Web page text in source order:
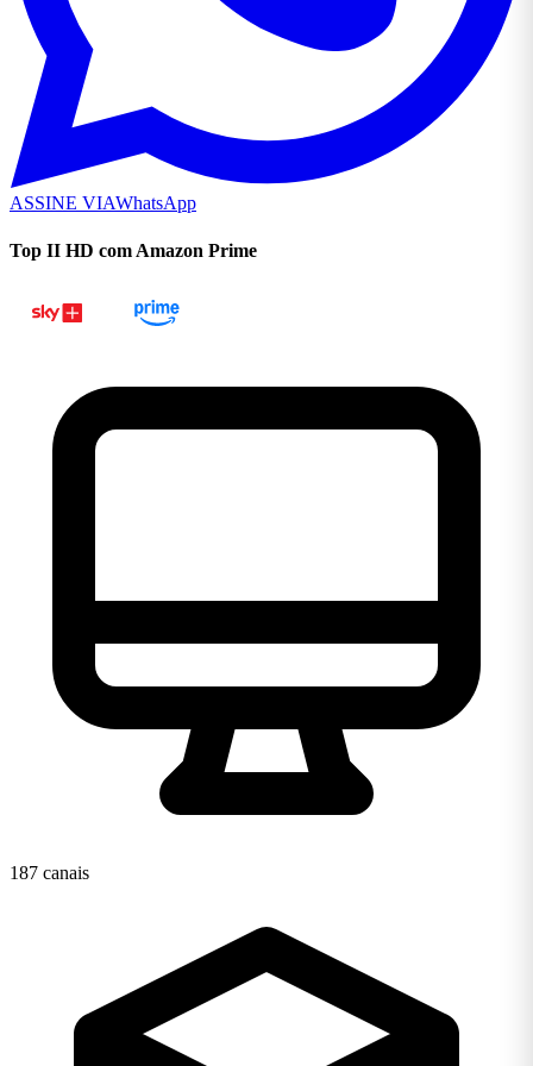
ASSINE VIAWhatsApp
Top II HD com Amazon Prime
187 canais